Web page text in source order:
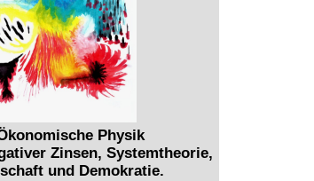
Physik
Zinsen, Systemtheorie,
und Demokratie.